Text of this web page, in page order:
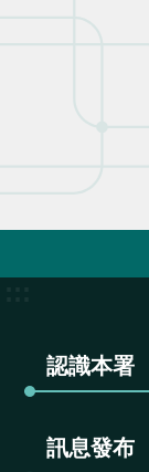
認識本署
訊息發布